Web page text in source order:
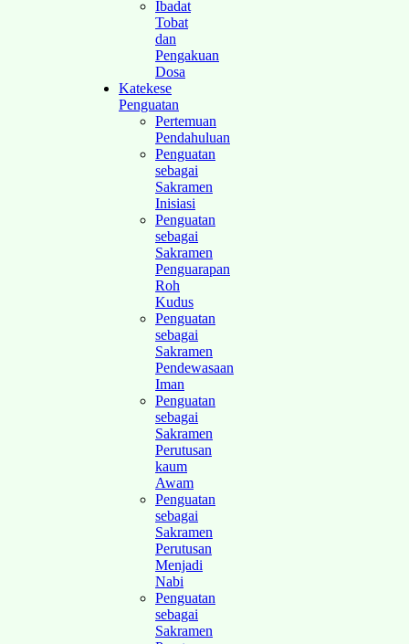
Ibadat
Tobat
dan
Pengakuan
Dosa
Katekese
Penguatan
Pertemuan
Pendahuluan
Penguatan
sebagai
Sakramen
Inisiasi
Penguatan
sebagai
Sakramen
Penguarapan
Roh
Kudus
Penguatan
sebagai
Sakramen
Pendewasaan
Iman
Penguatan
sebagai
Sakramen
Perutusan
kaum
Awam
Penguatan
sebagai
Sakramen
Perutusan
Menjadi
Nabi
Penguatan
sebagai
Sakramen